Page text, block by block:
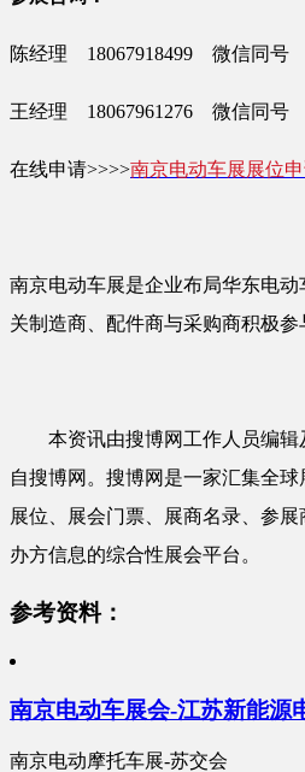
陈经理 18067918499 微信同号
王经理 18067961276 微信同号
在线申请>>>>南京电动车展展位
南京电动车展是企业布局华东电
关制造商、配件商与采购商积极参
本资讯由搜博网工作人员编
自搜博网。搜博网是一家汇集全
展位、展会门票、展商名录、参展
办方信息的综合性展会平台。
参考资料：
南京电动车展会-江苏新能源
南京电动摩托车展-苏交会